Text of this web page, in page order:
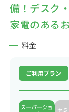
備！デスク
家電のある
料金
ご利用プラン
スーパーショ
セ